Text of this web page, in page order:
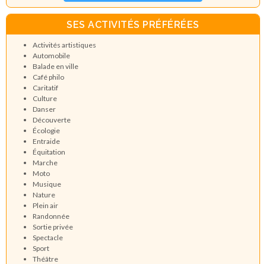
SES ACTIVITÉS PRÉFÉRÉES
Activités artistiques
Automobile
Balade en ville
Café philo
Caritatif
Culture
Danser
Découverte
Écologie
Entraide
Équitation
Marche
Moto
Musique
Nature
Plein air
Randonnée
Sortie privée
Spectacle
Sport
Théâtre